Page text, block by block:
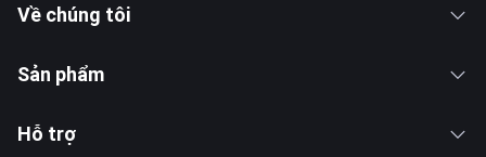
Về chúng tôi
Sản phẩm
Hỗ trợ